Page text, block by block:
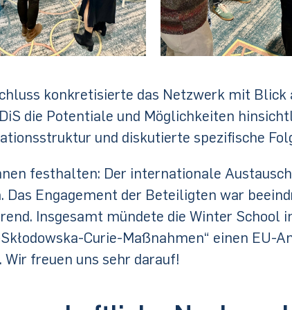
konkretisierte das Netzwerk mit
die Potentiale und Möglichkeiten
und diskutierte spezifische
festhalten: Der internationale
Das Engagement der Beteiligten war
Insgesamt mündete die Winter School
Curie-Maßnahmen“ einen
freuen uns sehr darauf!